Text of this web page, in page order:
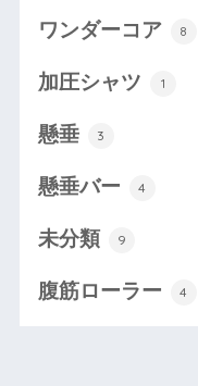
ワンダーコア 8
加圧シャツ 1
懸垂 3
懸垂バー 4
未分類 9
腹筋ローラー 4